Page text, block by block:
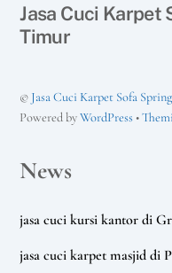
Jasa Cuci Karpet
Timur
© Jasa Cuci Karpet Sofa
Powered byWordPress •
News
jasa cuci kursi kantor di
jasa cuci karpet masjid di